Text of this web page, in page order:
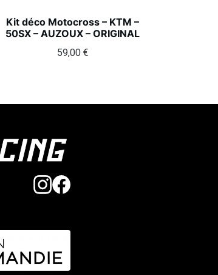
Kit déco Motocross – KTM –
50SX – AUZOUX – ORIGINAL
59,00 €